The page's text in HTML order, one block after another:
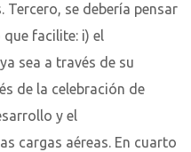
se debería pensar
facilite: i) el
sea a través de su
de la celebración de
y el
cargas aéreas. En cuarto